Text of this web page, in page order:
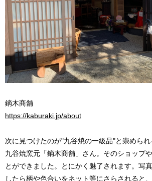
鏑木商舗
https://kaburaki.jp/about
次に見つけたのが"九谷焼の一級品"と崇められ
九谷焼窯元「鏑木商舗」さん。そのショップ
とができました。とにかく魅了されます。写
したら柄や色合いをネット等にさらされると